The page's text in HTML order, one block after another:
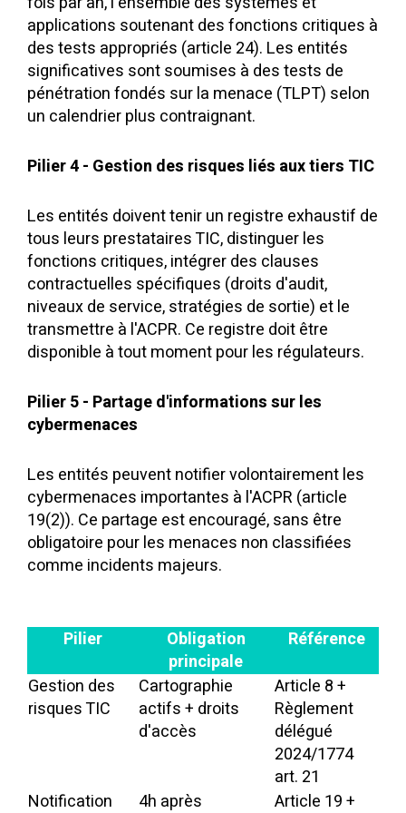
applications soutenant des fonctions critiques à
des tests appropriés (article 24). Les entités
significatives sont soumises à des tests de
pénétration fondés sur la menace (TLPT) selon
un calendrier plus contraignant.
Pilier 4 - Gestion des risques liés aux tiers TIC
Les entités doivent tenir un registre exhaustif de
tous leurs prestataires TIC, distinguer les
fonctions critiques, intégrer des clauses
contractuelles spécifiques (droits d'audit,
niveaux de service, stratégies de sortie) et le
transmettre à l'ACPR. Ce registre doit être
disponible à tout moment pour les régulateurs.
Pilier 5 - Partage d'informations sur les
cybermenaces
Les entités peuvent notifier volontairement les
cybermenaces importantes à l'ACPR (article
19(2)). Ce partage est encouragé, sans être
obligatoire pour les menaces non classifiées
comme incidents majeurs.
Pilier
Obligation
principale
Référence
Gestion des
risques TIC
Cartographie
actifs + droits
d'accès
Article 8 +
Règlement
délégué
2024/1774
art. 21
Notification
4h après
Article 19 +